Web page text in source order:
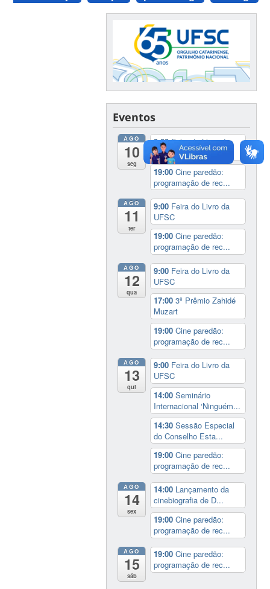
Eventos
AGO
10
seg
9:00Feira do Livro da
UFSC
19:00Cine paredão:
programação de rec...
AGO
11
ter
9:00 Feira do Livro da
UFSC
19:00Cine paredão:
programação de rec...
AGO
12
qua
9:00 Feira do Livro da
UFSC
17:003º Prêmio Zahidé
Muzart
19:00Cine paredão:
programação de rec...
AGO
13
qui
9:00 Feira do Livro da
UFSC
14:00Seminário
Internacional ‘Ninguém...
14:30Sessão Especial
do Conselho Esta...
19:00Cine paredão:
programação de rec...
AGO
14
sex
14:00 Lançamento da
cinebiografia de D...
19:00Cine paredão:
programação de rec...
AGO
15
sáb
19:00Cine paredão:
programação de rec...